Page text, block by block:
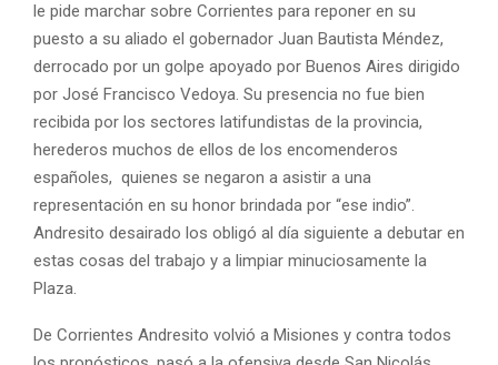
le pide marchar sobre Corrientes para reponer en su
puesto a su aliado el gobernador Juan Bautista Méndez,
derrocado por un golpe apoyado por Buenos Aires dirigido
por José Francisco Vedoya. Su presencia no fue bien
recibida por los sectores latifundistas de la provincia,
herederos muchos de ellos de los encomenderos
españoles, quienes se negaron a asistir a una
representación en su honor brindada por “ese indio”.
Andresito desairado los obligó al día siguiente a debutar en
estas cosas del trabajo y a limpiar minuciosamente la
Plaza.
De Corrientes Andresito volvió a Misiones y contra todos